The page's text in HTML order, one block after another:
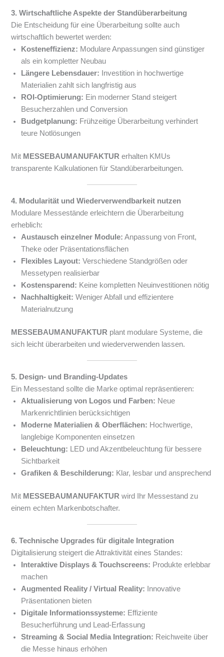
3. Wirtschaftliche Aspekte der Standüberarbeitung
Die Entscheidung für eine Überarbeitung sollte auch
wirtschaftlich bewertet werden:
Kosteneffizienz: Modulare Anpassungen sind günstiger
als ein kompletter Neubau
Längere Lebensdauer: Investition in hochwertige
Materialien zahlt sich langfristig aus
ROI-Optimierung: Ein moderner Stand steigert
Besucherzahlen und Conversion
Budgetplanung: Frühzeitige Überarbeitung verhindert
teure Notlösungen
Mit MESSEBAUMANUFAKTUR erhalten KMUs
transparente Kalkulationen für Standüberarbeitungen.
4. Modularität und Wiederverwendbarkeit nutzen
Modulare Messestände erleichtern die Überarbeitung
erheblich:
Austausch einzelner Module: Anpassung von Front,
Theke oder Präsentationsflächen
Flexibles Layout: Verschiedene Standgrößen oder
Messetypen realisierbar
Kostensparend: Keine kompletten Neuinvestitionen nötig
Nachhaltigkeit: Weniger Abfall und effizientere
Materialnutzung
MESSEBAUMANUFAKTUR plant modulare Systeme, die
sich leicht überarbeiten und wiederverwenden lassen.
5. Design- und Branding-Updates
Ein Messestand sollte die Marke optimal repräsentieren:
Aktualisierung von Logos und Farben: Neue
Markenrichtlinien berücksichtigen
Moderne Materialien & Oberflächen: Hochwertige,
langlebige Komponenten einsetzen
Beleuchtung: LED und Akzentbeleuchtung für bessere
Sichtbarkeit
Grafiken & Beschilderung: Klar, lesbar und ansprechend
Mit MESSEBAUMANUFAKTUR wird Ihr Messestand zu
einem echten Markenbotschafter.
6. Technische Upgrades für digitale Integration
Digitalisierung steigert die Attraktivität eines Standes:
Interaktive Displays & Touchscreens: Produkte erlebbar
machen
Augmented Reality / Virtual Reality: Innovative
Präsentationen bieten
Digitale Informationssysteme: Effiziente
Besucherführung und Lead-Erfassung
Streaming & Social Media Integration: Reichweite über
die Messe hinaus erhöhen